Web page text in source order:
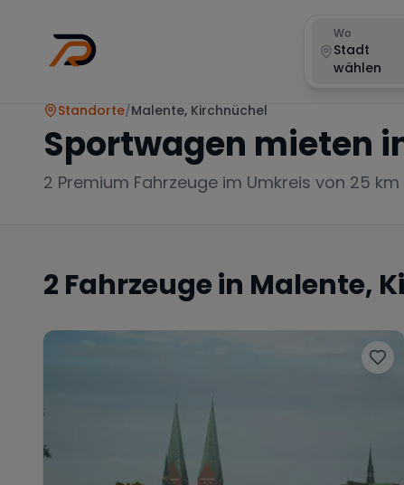
Wo
Stadt
wählen
Standorte/Malente, Kirchnüchel
Sportwagen mieten
2 Premium Fahrzeuge im Umkreis von 25 km
2 Fahrzeuge in Malente,